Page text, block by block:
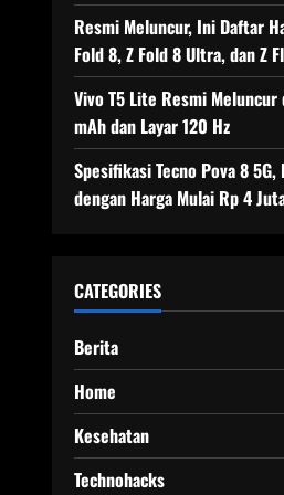
Resmi Meluncur, Ini Daftar
Fold 8, Z Fold 8 Ultra, dan Z
Vivo T5 Lite Resmi
mAh dan Layar 120 Hz
Spesifikasi Tecno Pova 8
dengan Harga Mulai Rp 4
CATEGORIES
Berita
Home
Kesehatan
Technohacks